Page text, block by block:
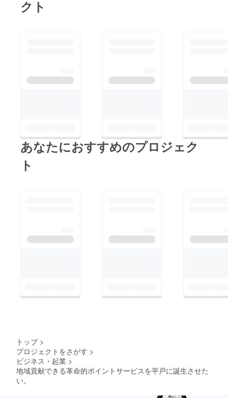
クト
あなたにおすすめのプロジェク
ト
トップ >
プロジェクトをさがす >
ビジネス・起業 >
地域貢献できる革命的ポイントサービスを平戸に誕生させた
い。